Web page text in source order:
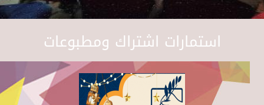
استمارات اشتراك ومطبوعات